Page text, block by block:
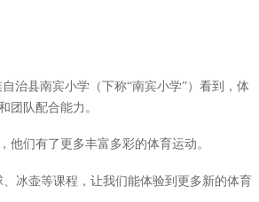
治县南宾小学（下称“南宾小学”）看到，体
团队配合能力。
他们有了更多丰富多彩的体育运动。
冰壶等课程，让我们能体验到更多新的体育